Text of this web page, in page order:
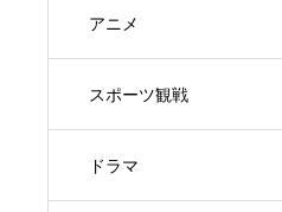
アニメ
スポーツ観戦
ドラマ